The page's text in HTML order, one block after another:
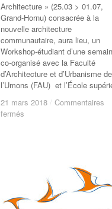
Architecture » (25.03 > 01.07,
Grand-Hornu) consacrée à la
nouvelle architecture
communautaire, aura lieu, un
Workshop-étudiant d’une
co-organisé avec la Faculté
d’Architecture et d’Urbanisme de
l’Umons (FAU) et l’École
21 mars 2018 / Commentaires
fermés
21 mars 2018 / Commentaires
fermés